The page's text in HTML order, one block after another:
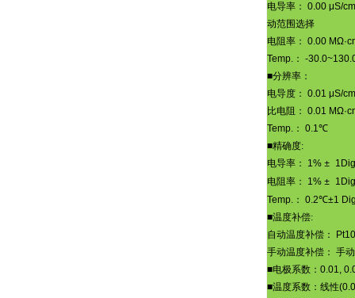
电导率： 0.00 μS/
动范围选择
电阻率： 0.00
Temp. ： -
■分辨率：
电导度： 0.01 μS/cm
比电阻： 0.01
Temp. ： 0.1℃
■精确度:
电导率：
1% ±
电阻率：
1% ±
Temp. ： 0.2℃±1
■温度补偿:
自动温度补偿：
手动温度补偿： 手
■电极系数： 0.01,
■温度系数：线性